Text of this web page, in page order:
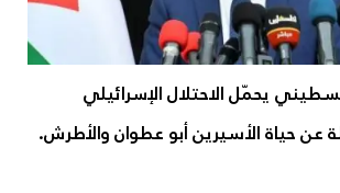
يحمّل الاحتلال الإسرائيلي
عن حياة الأسيرين أبو عطوان والأطرش.